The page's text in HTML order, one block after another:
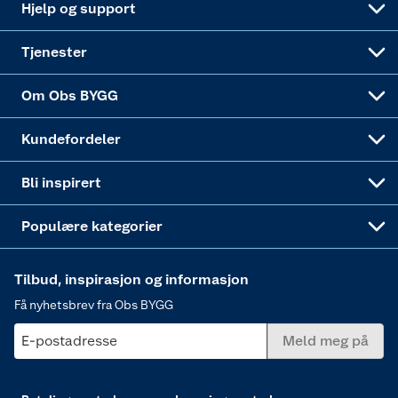
Hjelp og support
Tjenester
Om Obs BYGG
Kundefordeler
Bli inspirert
Populære kategorier
Tilbud, inspirasjon og informasjon
Få nyhetsbrev fra Obs BYGG
E-postadresse Meld meg på